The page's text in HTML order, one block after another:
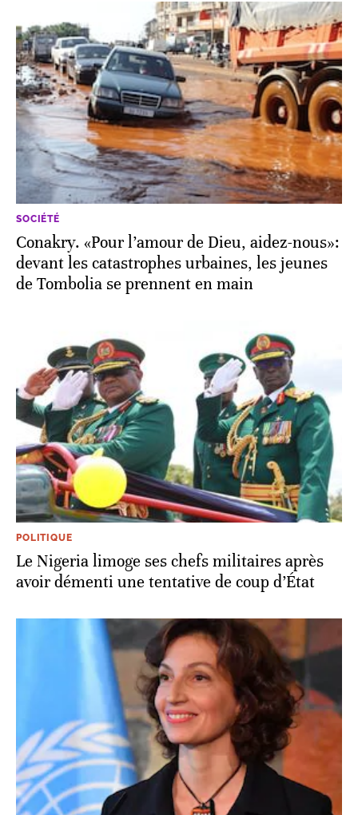
SOCIÉTÉ
Conakry. «Pour l’amour de Dieu, aidez-nous»:
devant les catastrophes urbaines, les jeunes
de Tombolia se prennent en main
POLITIQUE
Le Nigeria limoge ses chefs militaires après
avoir démenti une tentative de coup d’État